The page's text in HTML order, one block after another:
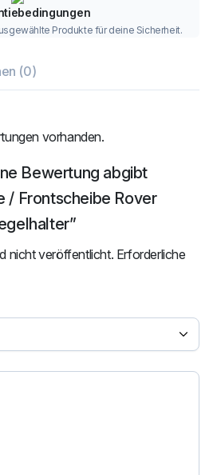
Produkte für deine Sicherheit.
(0)
vorhanden.
Bewertung abgibt
/ Frontscheibe Rover
nicht veröffentlicht. Erforderliche